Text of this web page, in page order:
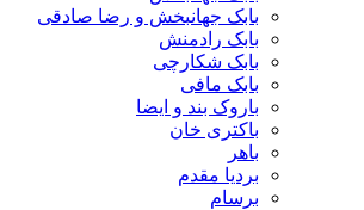
بابک جهانبخش و رضا صادقی
بابک رادمنش
بابک شکارچی
بابک مافی
باروک بند و ایضا
باکتری خان
باهر
بردیا مقدم
برسام